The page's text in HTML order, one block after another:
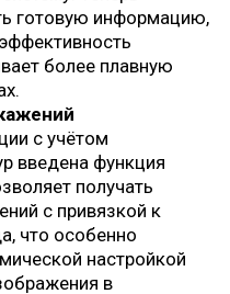
готовую информацию,
более плавную
с учётом
введена функция
получать
с привязкой к
что особенно
настройкой
в